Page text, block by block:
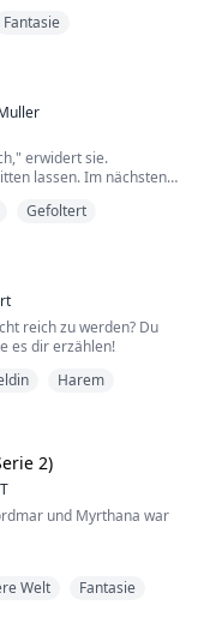
schön war, mit Narben
Fantasie
erwidert sie.
lassen. Im nächsten
Auge ist. Ihre Beine um
erregt, seine Hose
Gefoltert
reich zu werden? Du
es dir erzählen!
Harem
2)
und Myrthana war
Welt Fantasie